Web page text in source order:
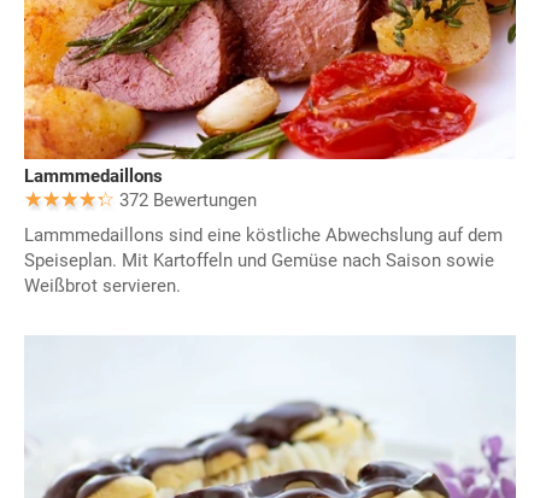
Lammmedaillons
372 Bewertungen
Lammmedaillons sind eine köstliche Abwechslung auf dem
Speiseplan. Mit Kartoffeln und Gemüse nach Saison sowie
Weißbrot servieren.